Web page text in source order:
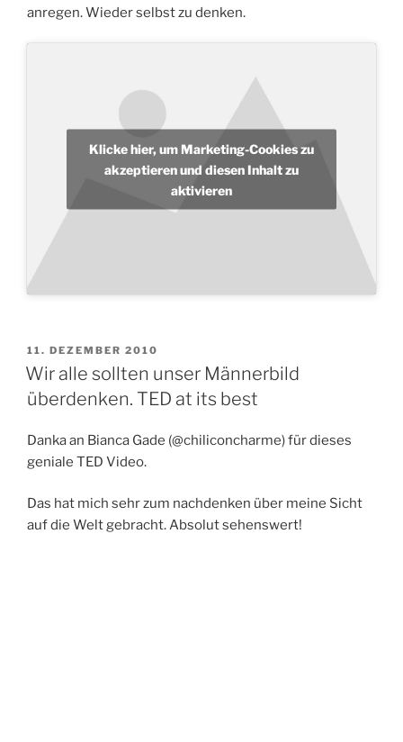
anregen. Wieder selbst zu denken.
Klicke hier, um Marketing-Cookies zu
akzeptieren und diesen Inhalt zu
aktivieren
VERÖFFENTLICHT
AM
11. DEZEMBER 2010
Wir alle sollten unser Männerbild
überdenken. TED at its best
Danka an Bianca Gade (@chiliconcharme) für dieses
geniale TED Video.
Das hat mich sehr zum nachdenken über meine Sicht
auf die Welt gebracht. Absolut sehenswert!